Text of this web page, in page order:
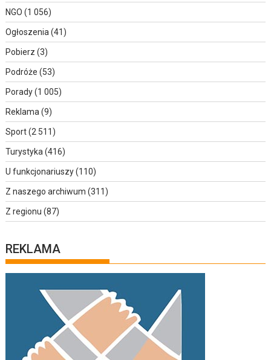
NGO (1 056)
Ogłoszenia (41)
Pobierz (3)
Podróże (53)
Porady(1 005)
Reklama (9)
Sport(2 511)
Turystyka (416)
U funkcjonariuszy(110)
Z naszego archiwum (311)
Z regionu (87)
REKLAMA